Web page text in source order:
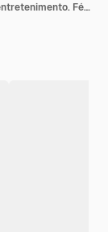
As crianças descem a colina no centro de entretenimento. Férias de meninos e meninas nos feriados, felicidade infantil, crianças felizes no parquinho